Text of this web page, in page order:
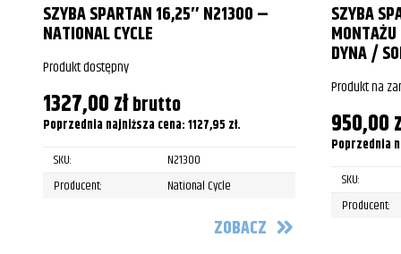
Suzuki
C50/Black/B.O.S.S/
Suzuki
C50/Black/B.O.S.S/Limited/T
Suzuki
C50/Black/B.O.S.S/Limited/
Suzuki
Suzuki
SZYBA SPARTAN 16,25″ N21300 –
NATIONAL CYCLE
Produkt dostępny
1327,00złbrutto
Poprzednia najniższa cena:1127,95 zł.
SKU:
N21300
Producent:
National Cycle
ZOBACZ
SZYBA
DYNA /
Produkt na
950,00
Poprzednia
SKU:
Producent: